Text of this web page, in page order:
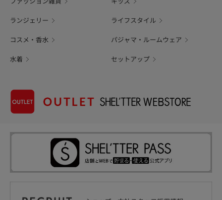
ランジェリー ライフスタイル
コスメ・香水 パジャマ・ルームウェア
水着 セットアップ